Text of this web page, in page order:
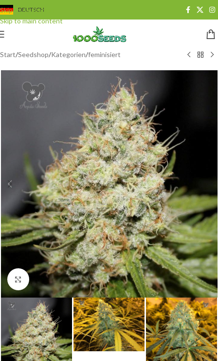
Skip to navigation
Skip to main content
DEUTSCH
Start/Seedshop/Kategorien/feminisiert
Click to enlarge